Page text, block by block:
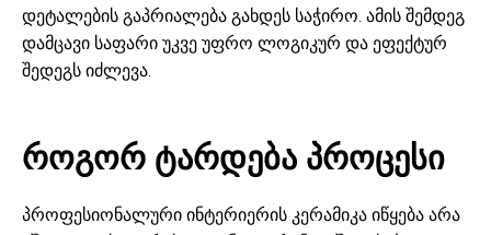
დეტალების გაპრიალება გახდეს საჭირო. ამის შემდეგ
დამცავი საფარი უკვე უფრო ლოგიკურ და ეფექტურ
შედეგს იძლევა.
როგორ ტარდება პროცესი
პროფესიონალური ინტერიერის კერამიკა იწყება არა